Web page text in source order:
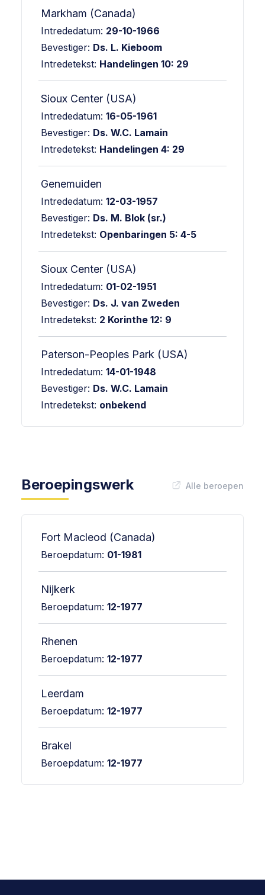
Markham (Canada)
Intrededatum: 29-10-1966
Bevestiger: Ds. L. Kieboom
Intredetekst: Handelingen 10: 29
Sioux Center (USA)
Intrededatum: 16-05-1961
Bevestiger: Ds. W.C. Lamain
Intredetekst: Handelingen 4: 29
Genemuiden
Intrededatum: 12-03-1957
Bevestiger: Ds. M. Blok (sr.)
Intredetekst: Openbaringen 5: 4-5
Sioux Center (USA)
Intrededatum: 01-02-1951
Bevestiger: Ds. J. van Zweden
Intredetekst: 2 Korinthe 12: 9
Paterson-Peoples Park (USA)
Intrededatum: 14-01-1948
Bevestiger: Ds. W.C. Lamain
Intredetekst: onbekend
Beroepingswerk Alle beroepen
Fort Macleod (Canada)
Beroepdatum: 01-1981
Nijkerk
Beroepdatum: 12-1977
Rhenen
Beroepdatum: 12-1977
Leerdam
Beroepdatum: 12-1977
Brakel
Beroepdatum: 12-1977